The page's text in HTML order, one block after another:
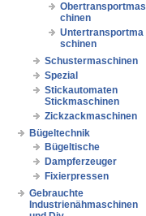
Obertransportmas
chinen
Untertransportma
schinen
Schustermaschinen
Spezial
Stickautomaten
Stickmaschinen
Zickzackmaschinen
Bügeltechnik
Bügeltische
Dampferzeuger
Fixierpressen
Gebrauchte
Industrienähmaschinen